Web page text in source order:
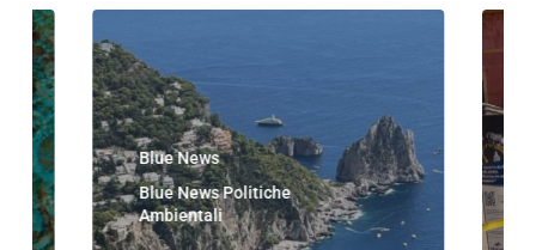
Blue News
Blue News Politiche
Ambientali